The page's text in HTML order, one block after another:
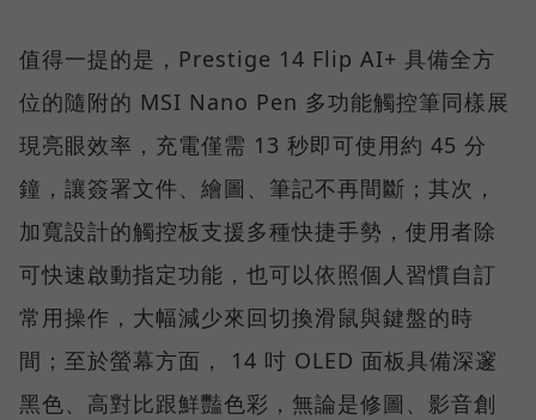
值得一提的是，Prestige 14 Flip AI+ 具備全方
位的隨附的 MSI Nano Pen 多功能觸控筆同樣展
現亮眼效率，充電僅需 13 秒即可使用約 45 分
鐘，讓簽署文件、繪圖、筆記不再間斷；其次，
加寬設計的觸控板支援多種快捷手勢，使用者除
可快速啟動指定功能，也可以依照個人習慣自訂
常用操作，大幅減少來回切換滑鼠與鍵盤的時
間；至於螢幕方面， 14 吋 OLED 面板具備深邃
黑色、高對比跟鮮豔色彩，無論是修圖、影音創